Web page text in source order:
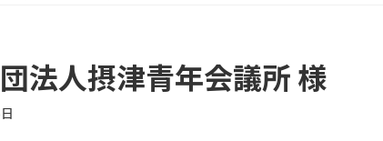
法人摂津青年会議所 様